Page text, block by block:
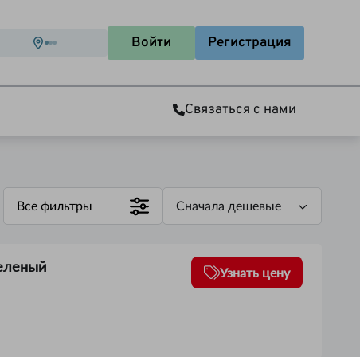
Войти Регистрация
Связаться с нами
Все фильтры Сначала дешевые
Узнать цену